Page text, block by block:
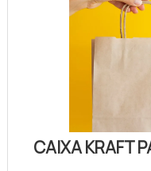
CAIXA KRAFT